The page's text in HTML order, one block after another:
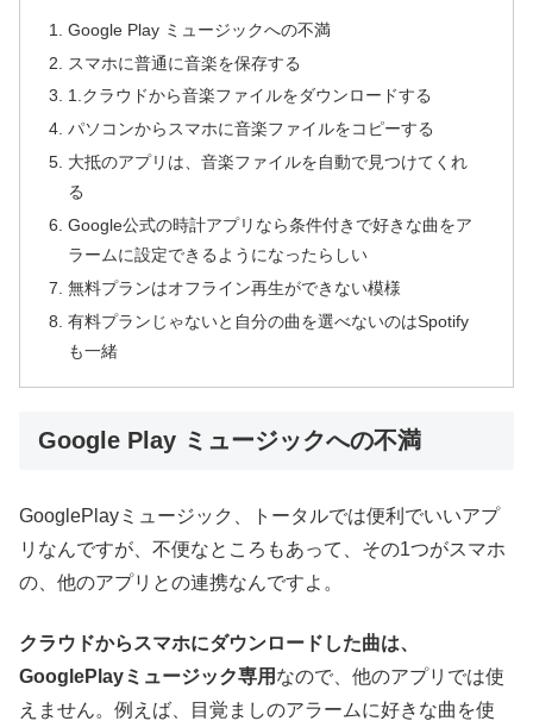
Google Play ミュージックへの不満
スマホに普通に音楽を保存する
1.クラウドから音楽ファイルをダウンロードする
パソコンからスマホに音楽ファイルをコピーする
大抵のアプリは、音楽ファイルを自動で見つけてくれ
る
Google公式の時計アプリなら条件付きで好きな曲をア
ラームに設定できるようになったらしい
無料プランはオフライン再生ができない模様
有料プランじゃないと自分の曲を選べないのはSpotify
も一緒
Google Play ミュージックへの不満
GooglePlayミュージック、トータルでは便利でいいアプ
リなんですが、不便なところもあって、その1つがスマホ
の、他のアプリとの連携なんですよ。
クラウドからスマホにダウンロードした曲は、
GooglePlayミュージック専用 なので、他のアプリでは使
えません。例えば、目覚ましのアラームに好きな曲を使